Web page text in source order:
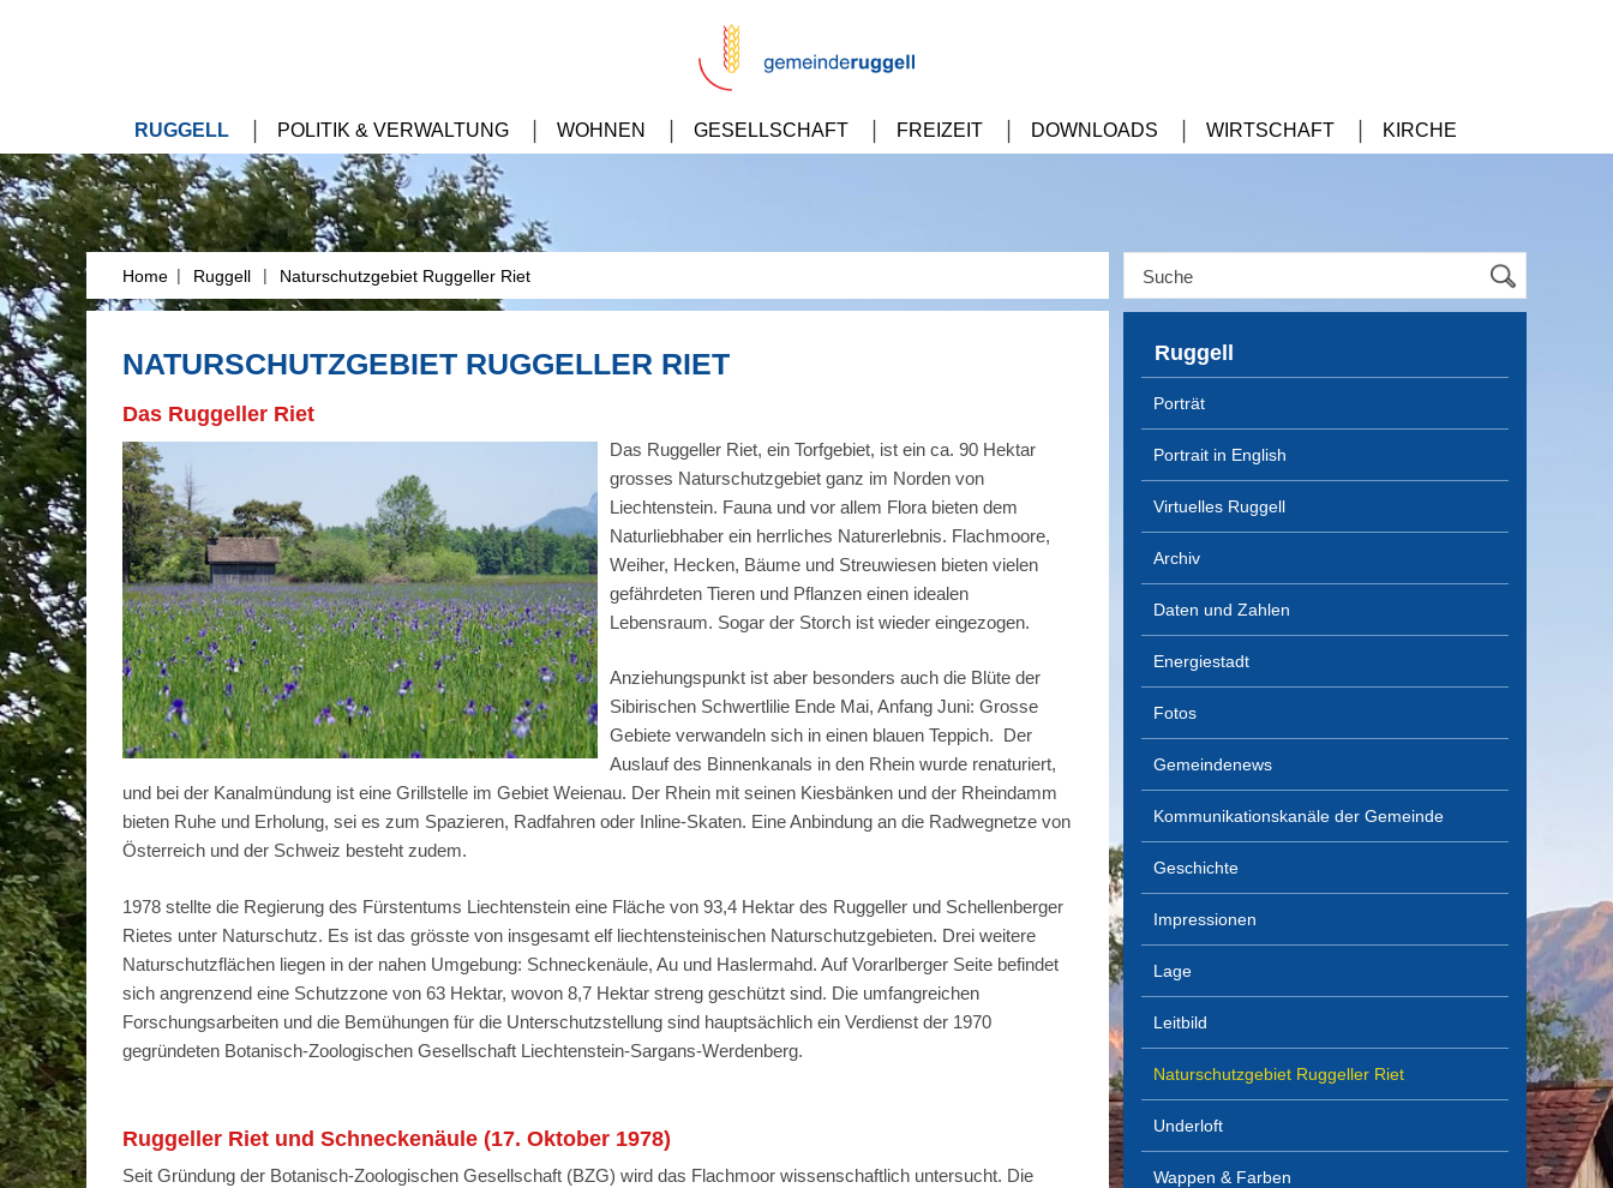
RUGGELL POLITIK & VERWALTUNG WOHNEN GESELLSCHAFT FREIZEIT DOWNLOADS WIRTSCHAFT KIRCHE
Home | Ruggell | Naturschutzgebiet Ruggeller Riet
NATURSCHUTZGEBIET RUGGELLER RIET
Das Ruggeller Riet
Das Ruggeller Riet, ein Torfgebiet, ist ein ca. 90 Hektar
grosses Naturschutzgebiet ganz im Norden von
Liechtenstein. Fauna und vor allem Flora bieten dem
Naturliebhaber ein herrliches Naturerlebnis. Flachmoore,
Weiher, Hecken, Bäume und Streuwiesen bieten vielen
gefährdeten Tieren und Pflanzen einen idealen
Lebensraum. Sogar der Storch ist wieder eingezogen.
Anziehungspunkt ist aber besonders auch die Blüte der
Sibirischen Schwertlilie Ende Mai, Anfang Juni: Grosse
Gebiete verwandeln sich in einen blauen Teppich. Der
Auslauf des Binnenkanals in den Rhein wurde renaturiert,
und bei der Kanalmündung ist eine Grillstelle im Gebiet Weienau. Der Rhein mit seinen Kiesbänken und der Rheindamm
bieten Ruhe und Erholung, sei es zum Spazieren, Radfahren oder Inline-Skaten. Eine Anbindung an die Radwegnetze von
Österreich und der Schweiz besteht zudem.
1978 stellte die Regierung des Fürstentums Liechtenstein eine Fläche von 93,4 Hektar des Ruggeller und Schellenberger
Rietes unter Naturschutz. Es ist das grösste von insgesamt elf liechtensteinischen Naturschutzgebieten. Drei weitere
Naturschutzflächen liegen in der nahen Umgebung: Schneckenäule, Au und Haslermahd. Auf Vorarlberger Seite befindet
sich angrenzend eine Schutzzone von 63 Hektar, wovon 8,7 Hektar streng geschützt sind. Die umfangreichen
Forschungsarbeiten und die Bemühungen für die Unterschutzstellung sind hauptsächlich ein Verdienst der 1970
gegründeten Botanisch-Zoologischen Gesellschaft Liechtenstein-Sargans-Werdenberg.
Ruggeller Riet und Schneckenäule (17. Oktober 1978)
Seit Gründung der Botanisch-Zoologischen Gesellschaft (BZG) wird das Flachmoor wissenschaftlich untersucht. Die
Ruggell
Porträt
Portrait in English
Virtuelles Ruggell
Archiv
Daten und Zahlen
Energiestadt
Fotos
Gemeindenews
Kommunikationskanäle der Gemeinde
Geschichte
Impressionen
Lage
Leitbild
Naturschutzgebiet Ruggeller Riet
Underloft
Wappen & Farben